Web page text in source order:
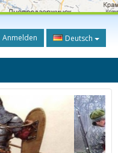
Anmelden Deutsch